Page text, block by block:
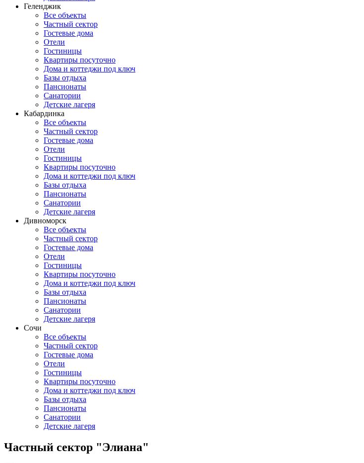
Геленджик
Все объекты
Частный сектор
Гостевые дома
Отели
Гостиницы
Квартиры посуточно
Дома и коттеджи под ключ
Базы отдыха
Пансионаты
Санатории
Детские лагеря
Кабардинка
Все объекты
Частный сектор
Гостевые дома
Отели
Гостиницы
Квартиры посуточно
Дома и коттеджи под ключ
Базы отдыха
Пансионаты
Санатории
Детские лагеря
Дивноморск
Все объекты
Частный сектор
Гостевые дома
Отели
Гостиницы
Квартиры посуточно
Дома и коттеджи под ключ
Базы отдыха
Пансионаты
Санатории
Детские лагеря
Сочи
Все объекты
Частный сектор
Гостевые дома
Отели
Гостиницы
Квартиры посуточно
Дома и коттеджи под ключ
Базы отдыха
Пансионаты
Санатории
Детские лагеря
Частный сектор "Элиана"